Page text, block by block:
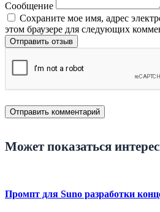
Сообщение
Сохраните мое имя, адрес
этом браузере для следующих
Отправить отзыв
Может показаться
Промпт для Suno разработки